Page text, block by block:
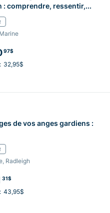
: comprendre, ressentir,...
97$
32,95$
de vos anges gardiens :
Radleigh
31$
43,95$